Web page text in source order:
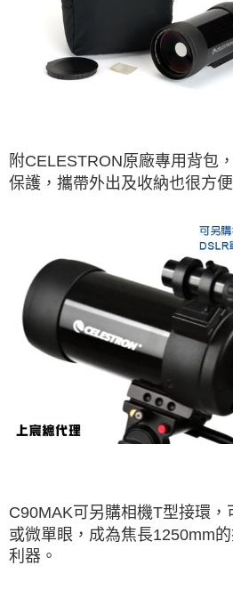
附CELESTRON原廠專用背包
保護，攜帶外出及收納也很方便
C90MAK可另購相機T型接環
或微單眼，成為焦長1250mm
利器。